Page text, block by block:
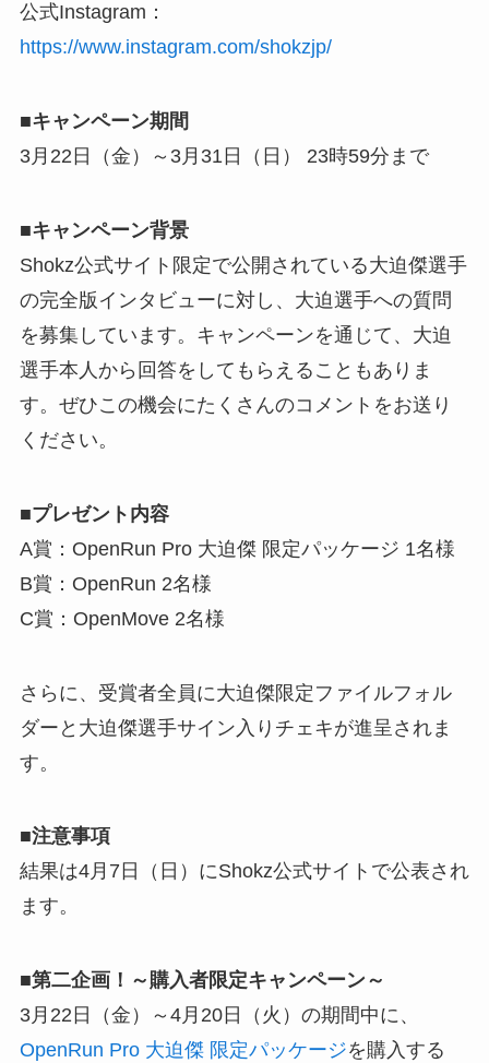
公式Instagram：
https://www.instagram.com/shokzjp/
■キャンペーン期間
3月22日（金）～3月31日（日） 23時59分まで
■キャンペーン背景
Shokz公式サイト限定で公開されている大迫傑選手
の完全版インタビューに対し、大迫選手への質問
を募集しています。キャンペーンを通じて、大迫
選手本人から回答をしてもらえることもありま
す。ぜひこの機会にたくさんのコメントをお送り
ください。
■プレゼント内容
A賞：OpenRun Pro 大迫傑 限定パッケージ 1名様
B賞：OpenRun 2名様
C賞：OpenMove 2名様
さらに、受賞者全員に大迫傑限定ファイルフォル
ダーと大迫傑選手サイン入りチェキが進呈されま
す。
■注意事項
結果は4月7日（日）にShokz公式サイトで公表され
ます。
■第二企画！～購入者限定キャンペーン～
3月22日（金）～4月20日（火）の期間中に、
OpenRun Pro 大迫傑 限定パッケージを購入する